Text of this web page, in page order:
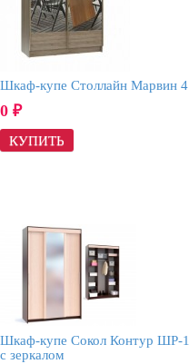
Шкаф-купе Столлайн Марвин 4
0 ₽
Шкаф-купе Сокол Контур ШР-1
с зеркалом